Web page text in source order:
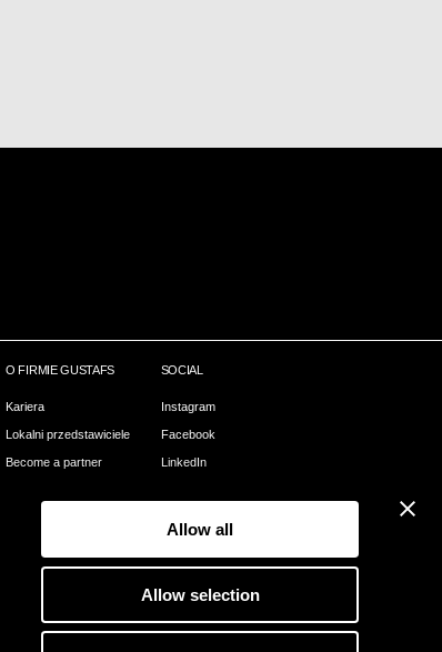
Allow all
Allow selection
O FIRMIE GUSTAFS
Kariera
Lokalni przedstawiciele
Become a partner
O Gustafs
SOCIAL
Instagram
Facebook
LinkedIn